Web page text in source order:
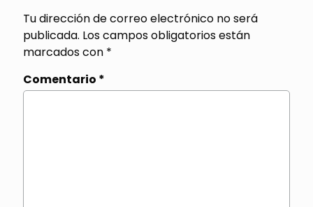
Tu dirección de correo electrónico no será
publicada. Los campos obligatorios están
marcados con *
Comentario *